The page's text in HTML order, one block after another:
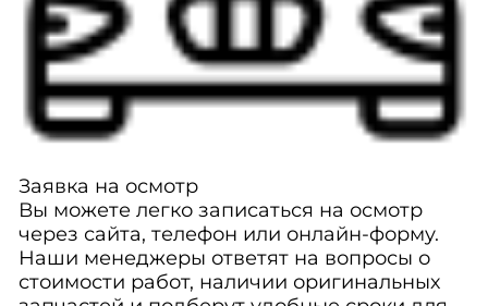
Заявка на осмотр
Вы можете легко записаться на осмотр
через сайта, телефон или онлайн-форму.
Наши менеджеры ответят на вопросы о
стоимости работ, наличии оригинальных